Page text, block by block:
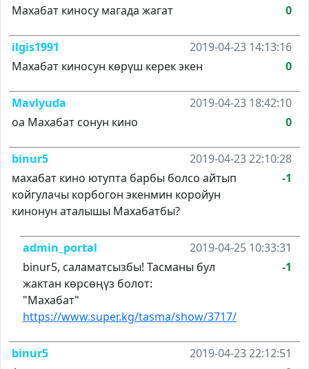
Махабат киносу магада жагат
0
ilgis1991
2019-04-23 14:13:16
Махабат киносун көрүш керек экен
0
Mavlyuda
2019-04-23 18:42:10
оа Махабат сонун кино
0
binur5
2019-04-23 22:10:28
махабат кино ютупта барбы болсо айтып
койгулачы корбогон экенмин коройун
кинонун аталышы Махабатбы?
-1
admin_portal
2019-04-25 10:33:31
binur5, саламатсызбы! Тасманы бул
жактан көрсөңүз болот:
"Махабат"
https://www.super.kg/tasma/show/3717/
-1
binur5
2019-04-23 22:12:51